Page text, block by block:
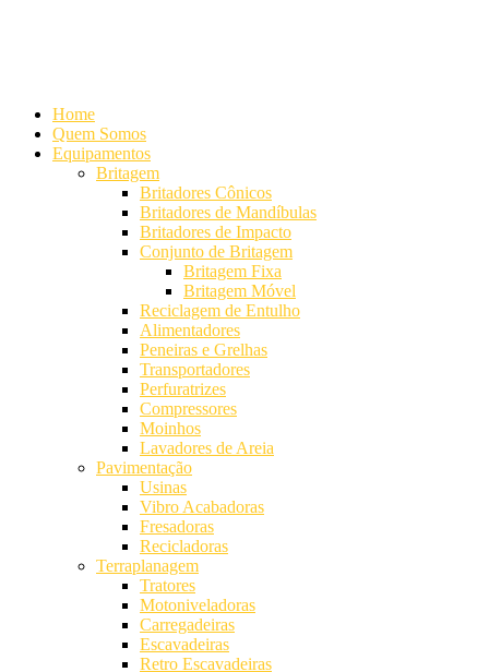
Home
Quem Somos
Equipamentos
Britagem
Britadores Cônicos
Britadores de Mandíbulas
Britadores de Impacto
Conjunto de Britagem
Britagem Fixa
Britagem Móvel
Reciclagem de Entulho
Alimentadores
Peneiras e Grelhas
Transportadores
Perfuratrizes
Compressores
Moinhos
Lavadores de Areia
Pavimentação
Usinas
Vibro Acabadoras
Fresadoras
Recicladoras
Terraplanagem
Tratores
Motoniveladoras
Carregadeiras
Escavadeiras
Retro Escavadeiras